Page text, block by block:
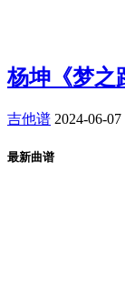
杨坤《梦之
吉他谱 2024-06-07
最新曲谱